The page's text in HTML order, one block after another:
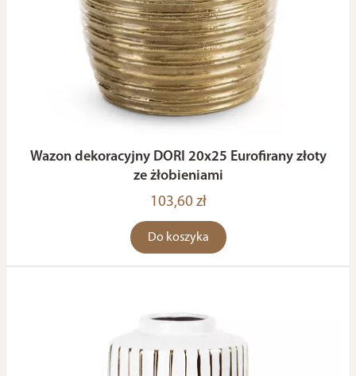
Wazon dekoracyjny DORI 20x25 Eurofirany złoty
ze żłobieniami
103,60 zł
Do koszyka